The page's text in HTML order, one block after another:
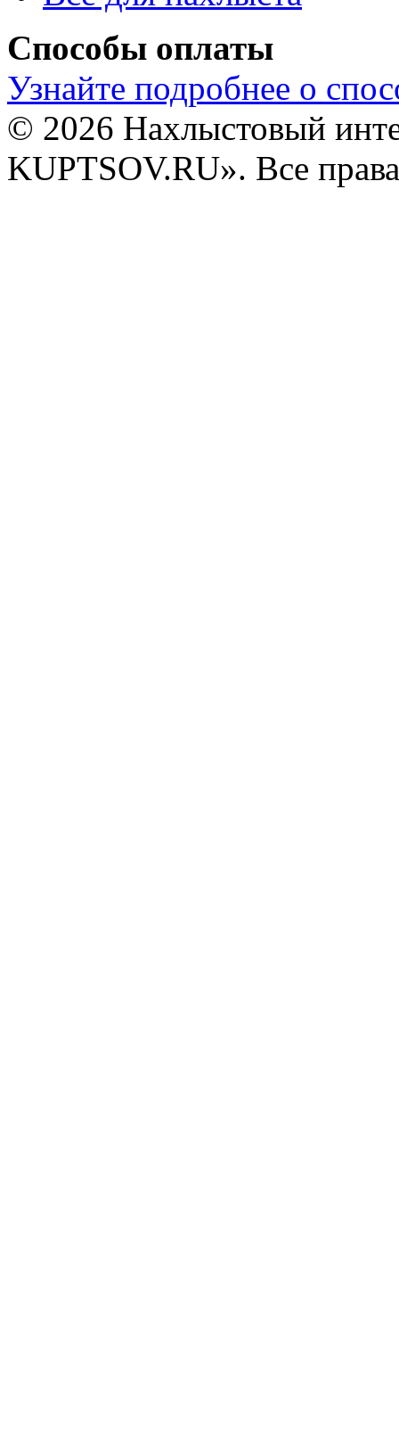
Способы оплаты
Узнайте подробнее о
© 2026 Нахлыстовый
KUPTSOV.RU». Все